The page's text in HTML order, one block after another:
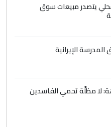
...
الأرض.. بلاد
يتصدر مبيعات سوق
المدرسة الإيرانية
لا مظلَّة تحمي الفاسدين